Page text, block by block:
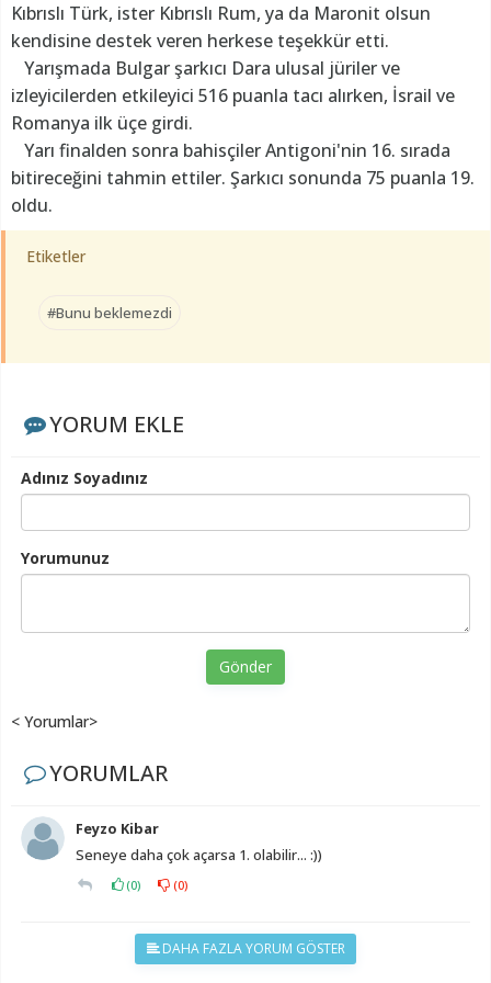
Kıbrıslı Türk, ister Kıbrıslı Rum, ya da Maronit olsun
kendisine destek veren herkese teşekkür etti.
Yarışmada Bulgar şarkıcı Dara ulusal jüriler ve
izleyicilerden etkileyici 516 puanla tacı alırken, İsrail ve
Romanya ilk üçe girdi.
Yarı finalden sonra bahisçiler Antigoni'nin 16. sırada
bitireceğini tahmin ettiler. Şarkıcı sonunda 75 puanla 19.
oldu.
Etiketler
#Bunu beklemezdi
YORUM EKLE
Adınız Soyadınız
Yorumunuz
Gönder
< Yorumlar>
YORUMLAR
Feyzo Kibar
Seneye daha çok açarsa 1. olabilir... :))
(0) (0)
DAHA FAZLA YORUM GÖSTER